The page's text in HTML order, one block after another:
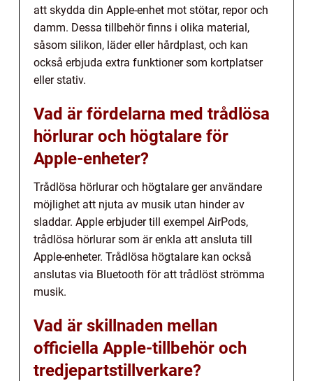
att skydda din Apple-enhet mot stötar, repor och
damm. Dessa tillbehör finns i olika material,
såsom silikon, läder eller hårdplast, och kan
också erbjuda extra funktioner som kortplatser
eller stativ.
Vad är fördelarna med trådlösa
hörlurar och högtalare för
Apple-enheter?
Trådlösa hörlurar och högtalare ger användare
möjlighet att njuta av musik utan hinder av
sladdar. Apple erbjuder till exempel AirPods,
trådlösa hörlurar som är enkla att ansluta till
Apple-enheter. Trådlösa högtalare kan också
anslutas via Bluetooth för att trådlöst strömma
musik.
Vad är skillnaden mellan
officiella Apple-tillbehör och
tredjepartstillverkare?